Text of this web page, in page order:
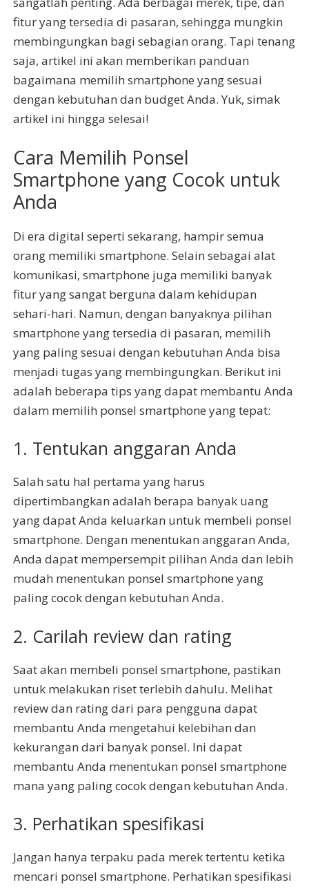
fitur yang tersedia di pasaran, sehingga mungkin
membingungkan bagi sebagian orang. Tapi tenang
saja, artikel ini akan memberikan panduan
bagaimana memilih smartphone yang sesuai
dengan kebutuhan dan budget Anda. Yuk, simak
artikel ini hingga selesai!
Cara Memilih Ponsel
Smartphone yang Cocok untuk
Anda
Di era digital seperti sekarang, hampir semua
orang memiliki smartphone. Selain sebagai alat
komunikasi, smartphone juga memiliki banyak
fitur yang sangat berguna dalam kehidupan
sehari-hari. Namun, dengan banyaknya pilihan
smartphone yang tersedia di pasaran, memilih
yang paling sesuai dengan kebutuhan Anda bisa
menjadi tugas yang membingungkan. Berikut ini
adalah beberapa tips yang dapat membantu Anda
dalam memilih ponsel smartphone yang tepat:
1. Tentukan anggaran Anda
Salah satu hal pertama yang harus
dipertimbangkan adalah berapa banyak uang
yang dapat Anda keluarkan untuk membeli ponsel
smartphone. Dengan menentukan anggaran Anda,
Anda dapat mempersempit pilihan Anda dan lebih
mudah menentukan ponsel smartphone yang
paling cocok dengan kebutuhan Anda.
2. Carilah review dan rating
Saat akan membeli ponsel smartphone, pastikan
untuk melakukan riset terlebih dahulu. Melihat
review dan rating dari para pengguna dapat
membantu Anda mengetahui kelebihan dan
kekurangan dari banyak ponsel. Ini dapat
membantu Anda menentukan ponsel smartphone
mana yang paling cocok dengan kebutuhan Anda.
3. Perhatikan spesifikasi
Jangan hanya terpaku pada merek tertentu ketika
mencari ponsel smartphone. Perhatikan spesifikasi